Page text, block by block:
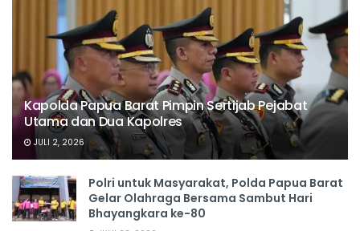
Kapolda Papua Barat Pimpin Sertijab Pejabat
Utama dan Dua Kapolres
JULI 2, 2026
Polri untuk Masyarakat, Polda Papua Barat
Gelar Olahraga Bersama Sambut Hari
Bhayangkara ke-80